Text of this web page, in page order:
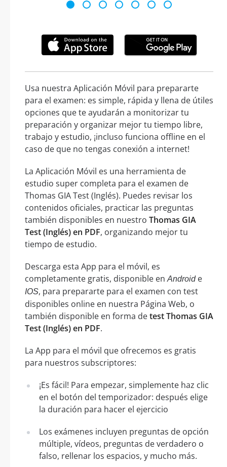
Usa nuestra Aplicación Móvil para prepararte
para el examen: es simple, rápida y llena de útiles
opciones que te ayudarán a monitorizar tu
preparación y organizar mejor tu tiempo libre,
trabajo y estudio, ¡incluso funciona offline en el
caso de que no tengas conexión a internet!
La Aplicación Móvil es una herramienta de
estudio super completa para el examen de
Thomas GIA Test (Inglés). Puedes revisar los
contenidos oficiales, practicar las preguntas
también disponibles en nuestro Thomas GIA
Test (Inglés) en PDF, organizando mejor tu
tiempo de estudio.
Descarga esta App para el móvil, es
completamente gratis, disponible enAndroide
IOS, para prepararte para el examen con test
disponibles online en nuestra Página Web, o
también disponible en forma detest Thomas GIA
Test (Inglés) en PDF.
La App para el móvil que ofrecemos es gratis
para nuestros subscriptores:
¡Es fácil! Para empezar, simplemente haz clic
en el botón del temporizador: después elige
la duración para hacer el ejercicio
Los exámenes incluyen preguntas de opción
múltiple, vídeos, preguntas de verdadero o
falso, rellenar los espacios, y mucho más.